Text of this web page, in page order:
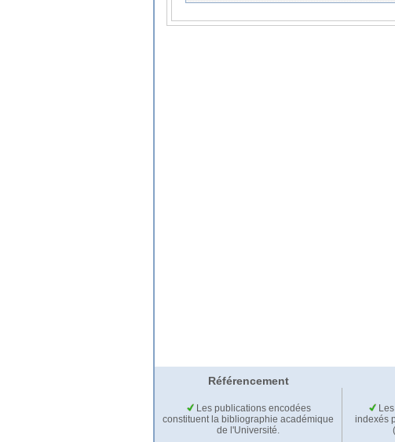
Référencement
Les publications encodées
constituent la bibliographie académique
de l'Université.
Les
indexés